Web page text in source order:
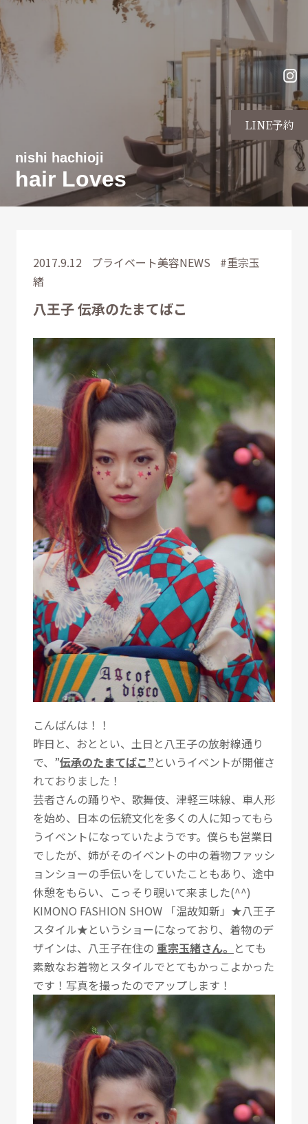
LINE予約
nishi hachioji
hair Loves
2017.9.12 プライベート美容NEWS
#重宗玉
緒
八王子 伝承のたまてばこ
こんばんは！！
昨日と、おととい、土日と八王子の放射線通り
で、”伝承のたまてばこ”というイベントが開催さ
れておりました！
芸者さんの踊りや、歌舞伎、津軽三味線、車人形
を始め、日本の伝統文化を多くの人に知ってもら
うイベントになっていたようです。僕らも営業日
でしたが、姉がそのイベントの中の着物ファッシ
ョンショーの手伝いをしていたこともあり、途中
休憩をもらい、こっそり覗いて来ました(^^)
KIMONO FASHION SHOW 「温故知新」★八王子
スタイル★というショーになっており、着物のデ
ザインは、八王子在住の 重宗玉緒さん。 とても
素敵なお着物とスタイルでとてもかっこよかった
です！写真を撮ったのでアップします！